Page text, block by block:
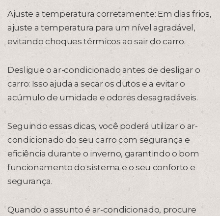
Ajuste a temperatura corretamente: Em dias frios,
ajuste a temperatura para um nível agradável,
evitando choques térmicos ao sair do carro.
Desligue o ar-condicionado antes de desligar o
carro: Isso ajuda a secar os dutos e a evitar o
acúmulo de umidade e odores desagradáveis.
Seguindo essas dicas, você poderá utilizar o ar-
condicionado do seu carro com segurança e
eficiência durante o inverno, garantindo o bom
funcionamento do sistema e o seu conforto e
segurança.
Quando o assunto é ar-condicionado, procure